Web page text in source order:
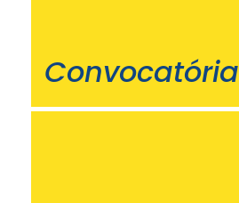
Convocatória